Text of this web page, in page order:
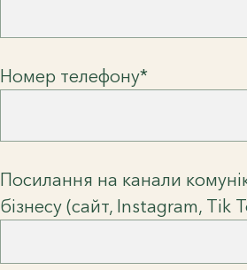
Номер телефону*
Посилання на канали
бізнесу (сайт, Instagram, Tik